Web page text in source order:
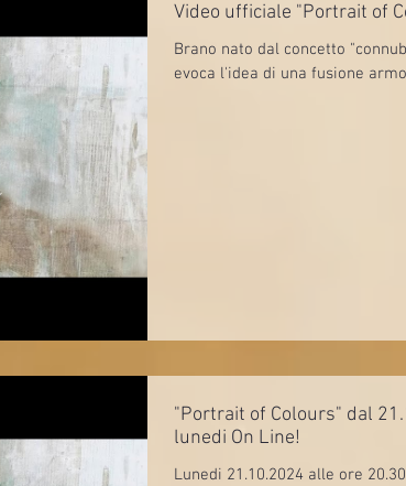
Brano nato dal concetto
evoca l'idea di una fusione
"Portrait of Colours" dal
lunedi On Line!
Lunedi 21.10.2024 alle ore